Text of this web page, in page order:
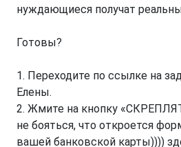
нуждающиеся получат
Готовы?
1. Переходите по ссылке на
Елены.
2. Жмите на кнопку
не бояться, что откроется
вашей банковской карты))))